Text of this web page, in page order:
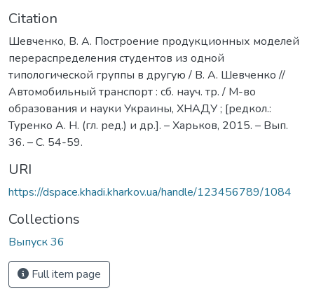
Citation
Шевченко, В. А. Построение продукционных моделей
перераспределения студентов из одной
типологической группы в другую / В. А. Шевченко //
Автомобильный транспорт : сб. науч. тр. / М-во
образования и науки Украины, ХНАДУ ; [редкол.:
Туренко А. Н. (гл. ред.) и др.]. – Харьков, 2015. – Вып.
36. – С. 54-59.
URI
https://dspace.khadi.kharkov.ua/handle/123456789/1084
Collections
Выпуск 36
Full item page